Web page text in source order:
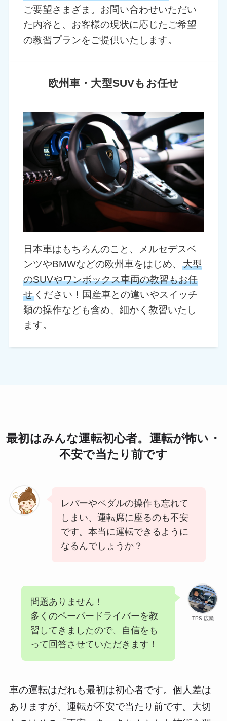
ご要望さまざま。お問い合わせいただい
た内容と、お客様の現状に応じたご希望
の教習プランをご提供いたします。
欧州車・大型SUVもお任せ
日本車はもちろんのこと、メルセデスベ
ンツやBMWなどの欧州車をはじめ、大型
のSUVやワンボックス車両の教習もお任
せ ください！国産車との違いやスイッチ
類の操作なども含め、細かく教習いたし
ます。
最初はみんな運転初心者。運転が怖い・
不安で当たり前です
レバーやペダルの操作も忘れて
しまい、運転席に座るのも不安
です。本当に運転できるように
なるんでしょうか？
TPS 広瀬
問題ありません！
多くのペーパードライバーを教
習してきましたので、自信をも
って回答させていただきます！
車の運転はだれも最初は初心者です。個人差は
ありますが、運転が不安で当たり前です。大切